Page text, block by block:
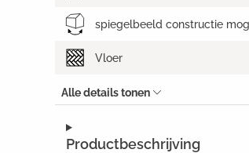
Productbeschrijving
spiegelbeeld constructie
Vloer
Alle details tonen